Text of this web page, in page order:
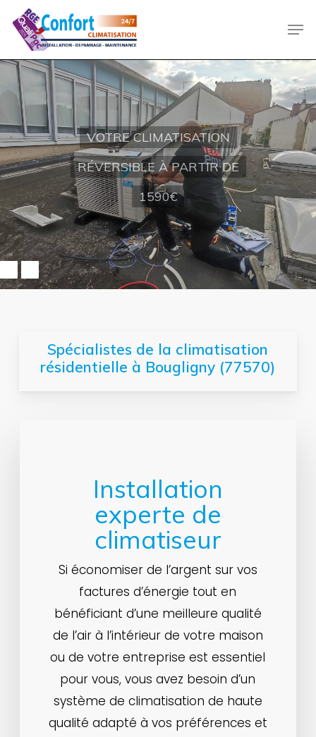
Skip
main
content
VOTRE CLIMATISATION
RÉVERSIBLE À PARTIR DE
1590€
Spécialistes de la climatisation
résidentielle à Bougligny (77570)
Installation
experte de
climatiseur
Si économiser de l’argent sur vos
factures d’énergie tout en
bénéficiant d’une meilleure qualité
de l’air à l’intérieur de votre maison
ou de votre entreprise est essentiel
pour vous, vous avez besoin d’un
système de climatisation de haute
qualité adapté à vos préférences et